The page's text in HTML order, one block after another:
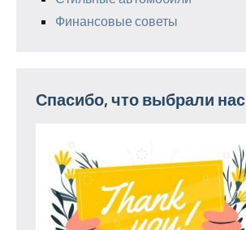
Финансовые советы
Спасибо, что выбрали нас